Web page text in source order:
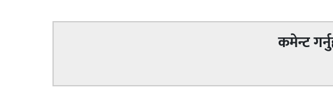
कमेन्ट